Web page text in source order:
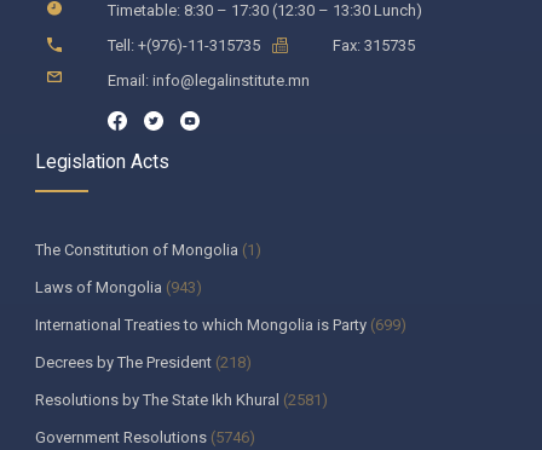
Timetable: 8:30 – 17:30 (12:30 – 13:30 Lunch)
Tell: +(976)-11-315735
Fax: 315735
Email: info@legalinstitute.mn
Legislation Acts
The Constitution of Mongolia (1)
Laws of Mongolia (943)
International Treaties to which Mongolia is Party (699)
Decrees by The President (218)
Resolutions by The State Ikh Khural (2581)
Government Resolutions (5746)